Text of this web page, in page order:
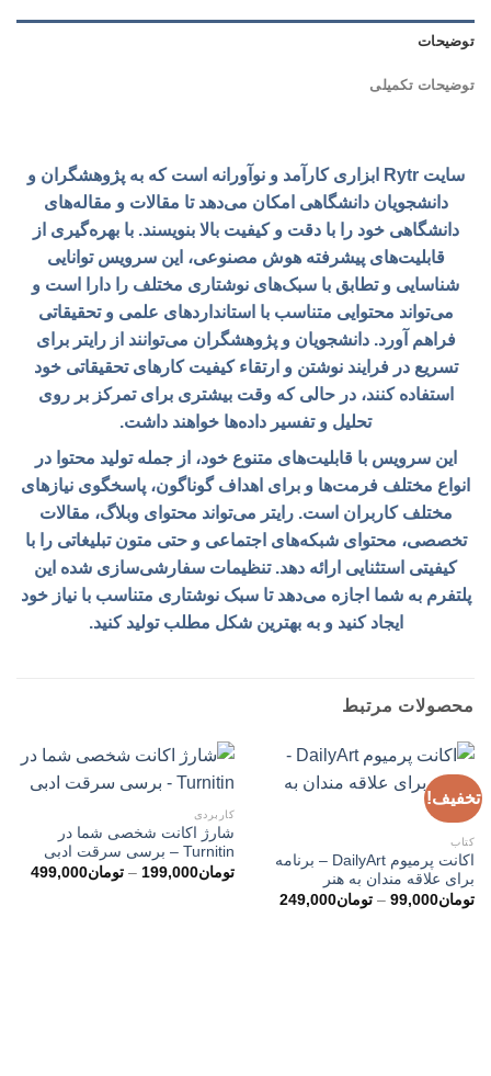
توضیحات
توضیحات تکمیلی
سایت Rytr ابزاری کارآمد و نوآورانه است که به پژوهشگران و
دانشجویان دانشگاهی امکان می‌دهد تا مقالات و مقاله‌های
دانشگاهی خود را با دقت و کیفیت بالا بنویسند. با بهره‌گیری از
قابلیت‌های پیشرفته هوش مصنوعی، این سرویس توانایی
شناسایی و تطابق با سبک‌های نوشتاری مختلف را دارا است و
می‌تواند محتوایی متناسب با استانداردهای علمی و تحقیقاتی
فراهم آورد. دانشجویان و پژوهشگران می‌توانند از رایتر برای
تسریع در فرایند نوشتن و ارتقاء کیفیت کارهای تحقیقاتی خود
استفاده کنند، در حالی که وقت بیشتری برای تمرکز بر روی
تحلیل و تفسیر داده‌ها خواهند داشت.
این سرویس با قابلیت‌های متنوع خود، از جمله تولید محتوا در
انواع مختلف فرمت‌ها و برای اهداف گوناگون، پاسخگوی نیازهای
مختلف کاربران است. رایتر می‌تواند محتوای وبلاگ، مقالات
تخصصی، محتوای شبکه‌های اجتماعی و حتی متون تبلیغاتی را با
کیفیتی استثنایی ارائه دهد. تنظیمات سفارشی‌سازی شده این
پلتفرم به شما اجازه می‌دهد تا سبک نوشتاری متناسب با نیاز خود
ایجاد کنید و به بهترین شکل مطلب تولید کنید.
محصولات مرتبط
تخفیف!
کتاب
اکانت پرمیوم DailyArt – برنامه
برای علاقه مندان به هنر
تومان99,000
– تومان249,000محدوده
کاربردی
شارژ اکانت شخصی شما در
Turnitin – برسی سرقت ادبی
تومان199,000
– تومان499,000